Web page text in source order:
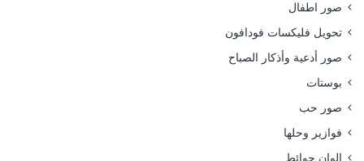
صور اطفال
تحويل فليكسات فودافون
صور أدعية وأذكار الصباح
بوستات
صور حب
فوازير وحلها
الوان حوائط